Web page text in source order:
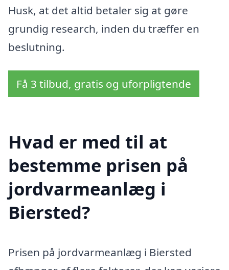
Husk, at det altid betaler sig at gøre
grundig research, inden du træffer en
beslutning.
Få 3 tilbud, gratis og uforpligtende
Hvad er med til at
bestemme prisen på
jordvarmeanlæg i
Biersted?
Prisen på jordvarmeanlæg i Biersted